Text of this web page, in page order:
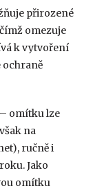
přirozené
omezuje
k vytvoření
ochraně
omítku lze
na
ručně i
Jako
omítku